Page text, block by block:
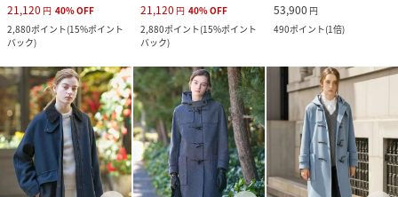
21,120 円 40%OFF
2,880ポイント(15%ポイント
バック)
21,120 円 40%OFF
2,880ポイント(15%ポイント
バック)
53,900 円
490ポイント(1倍)